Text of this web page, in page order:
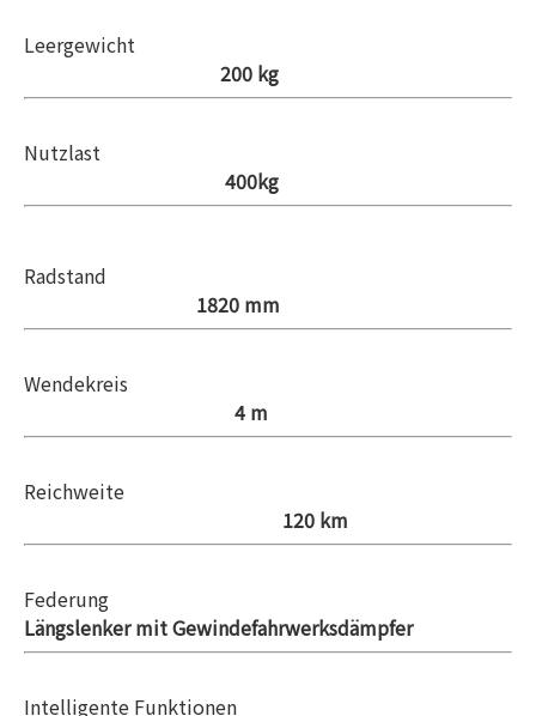
Leergewicht
200 kg
Nutzlast
400kg
Radstand
1820 mm
Wendekreis
4 m
Reichweite
120 km
Federung
Längslenker mit Gewindefahrwerksdämpfer
Intelligente Funktionen